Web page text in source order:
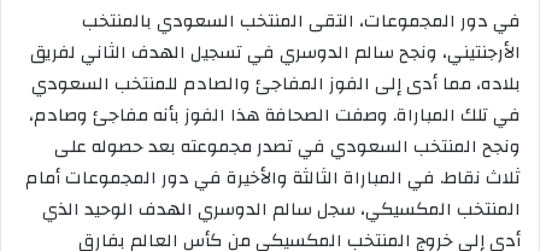
في دور المجموعات، التقى المنتخب السعودي بالمنتخب
الأرجنتيني، ونجح سالم الدوسري في تسجيل الهدف الثاني لفريق
بلاده، مما أدى إلى الفوز المفاجئ والصادم للمنتخب السعودي
في تلك المباراة. وصفت الصحافة هذا الفوز بأنه مفاجئ وصادم،
ونجح المنتخب السعودي في تصدر مجموعته بعد حصوله على
ثلاث نقاط. في المباراة الثالثة والأخيرة في دور المجموعات أمام
المنتخب المكسيكي، سجل سالم الدوسري الهدف الوحيد الذي
أدى إلى خروج المنتخب المكسيكي من كأس العالم بفارق